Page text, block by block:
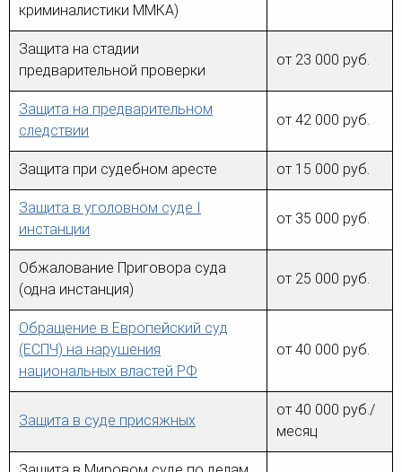
Видео ММКА
Неимущественные права
Для юридических лиц
Страховые споры
Таможенный адвокат
Урегулирование споров в
криминалистики ММКА)
Защита на стадии
предварительной проверки
от 23 000 руб.
Защита на предварительном
следствии
от 42 000 руб.
Защита при судебном аресте от 15 000 руб.
Защита в уголовном суде I
инстанции
от 35 000 руб.
Обжалование Приговора суда
(одна инстанция)
от 25 000 руб.
Обращение в Европейский суд
(ЕСПЧ) на нарушения
национальных властей РФ
от 40 000 руб.
Защита в суде присяжных
от 40 000 руб./
месяц